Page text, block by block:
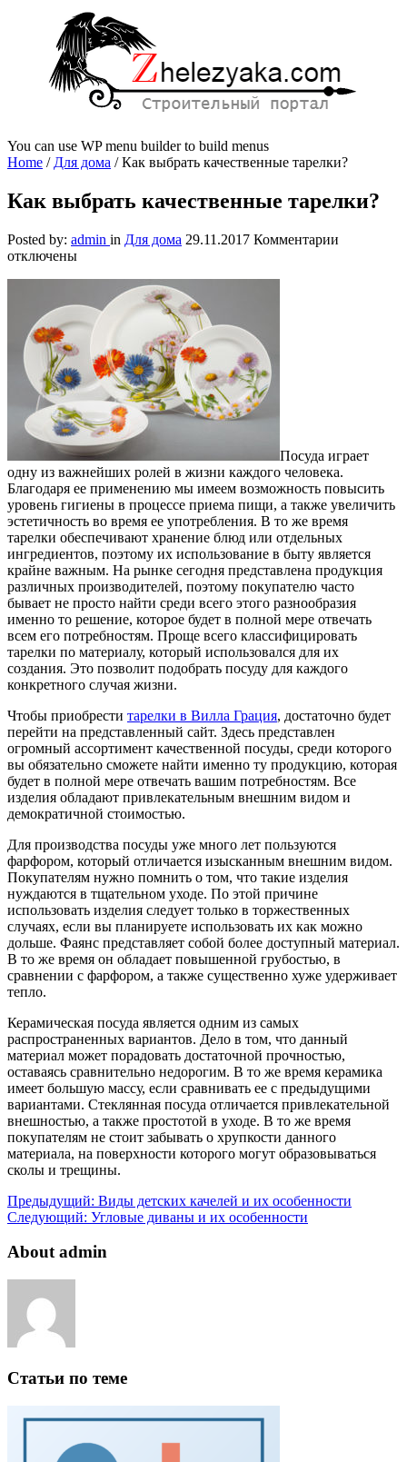
You can use WP menu builder to build menus
Home / Для дома /Как выбрать качественные тарелки?
Как выбрать качественные тарелки?
Posted by: admin in Для дома 29.11.2017 Комментарии
отключены
Посуда играет
одну из важнейших ролей в жизни каждого человека.
Благодаря ее применению мы имеем возможность повысить
уровень гигиены в процессе приема пищи, а также увеличить
эстетичность во время ее употребления. В то же время
тарелки обеспечивают хранение блюд или отдельных
ингредиентов, поэтому их использование в быту является
крайне важным. На рынке сегодня представлена продукция
различных производителей, поэтому покупателю часто
бывает не просто найти среди всего этого разнообразия
именно то решение, которое будет в полной мере отвечать
всем его потребностям. Проще всего классифицировать
тарелки по материалу, который использовался для их
создания. Это позволит подобрать посуду для каждого
конкретного случая жизни.
Чтобы приобрести тарелки в Вилла Грация, достаточно будет
перейти на представленный сайт. Здесь представлен
огромный ассортимент качественной посуды, среди которого
вы обязательно сможете найти именно ту продукцию, которая
будет в полной мере отвечать вашим потребностям. Все
изделия обладают привлекательным внешним видом и
демократичной стоимостью.
Для производства посуды уже много лет пользуются
фарфором, который отличается изысканным внешним видом.
Покупателям нужно помнить о том, что такие изделия
нуждаются в тщательном уходе. По этой причине
использовать изделия следует только в торжественных
случаях, если вы планируете использовать их как можно
дольше. Фаянс представляет собой более доступный материал.
В то же время он обладает повышенной грубостью, в
сравнении с фарфором, а также существенно хуже удерживает
тепло.
Керамическая посуда является одним из самых
распространенных вариантов. Дело в том, что данный
материал может порадовать достаточной прочностью,
оставаясь сравнительно недорогим. В то же время керамика
имеет большую массу, если сравнивать ее с предыдущими
вариантами. Стеклянная посуда отличается привлекательной
внешностью, а также простотой в уходе. В то же время
покупателям не стоит забывать о хрупкости данного
материала, на поверхности которого могут образовываться
сколы и трещины.
Предыдущий: Виды детских качелей и их особенности
Следующий: Угловые диваны и их особенности
About admin
Статьи по теме